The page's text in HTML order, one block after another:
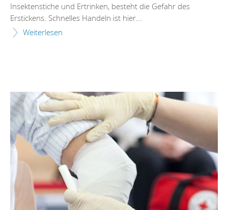
Insektenstiche und Ertrinken, besteht die Gefahr des
Erstickens. Schnelles Handeln ist hier...
Weiterlesen